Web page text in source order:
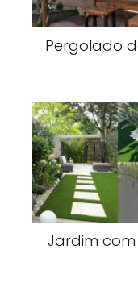
Pergolado
Jardim com